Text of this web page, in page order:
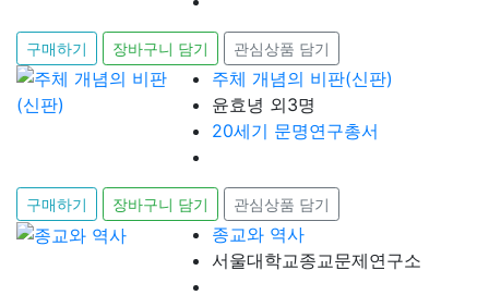
구매하기 장바구니 담기 관심상품 담기
주체 개념의 비판(신판)
윤효녕 외3명
20세기 문명연구총서
구매하기 장바구니 담기 관심상품 담기
종교와 역사
서울대학교종교문제연구소